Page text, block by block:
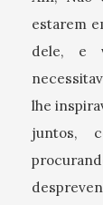
estarem
dele, e
lhe
juntos,